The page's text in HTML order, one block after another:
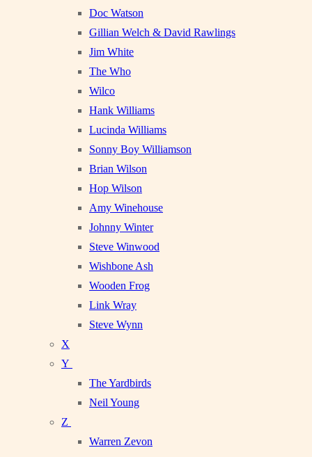
Doc Watson
Gillian Welch & David Rawlings
Jim White
The Who
Wilco
Hank Williams
Lucinda Williams
Sonny Boy Williamson
Brian Wilson
Hop Wilson
Amy Winehouse
Johnny Winter
Steve Winwood
Wishbone Ash
Wooden Frog
Link Wray
Steve Wynn
X
Y
The Yardbirds
Neil Young
Z
Warren Zevon